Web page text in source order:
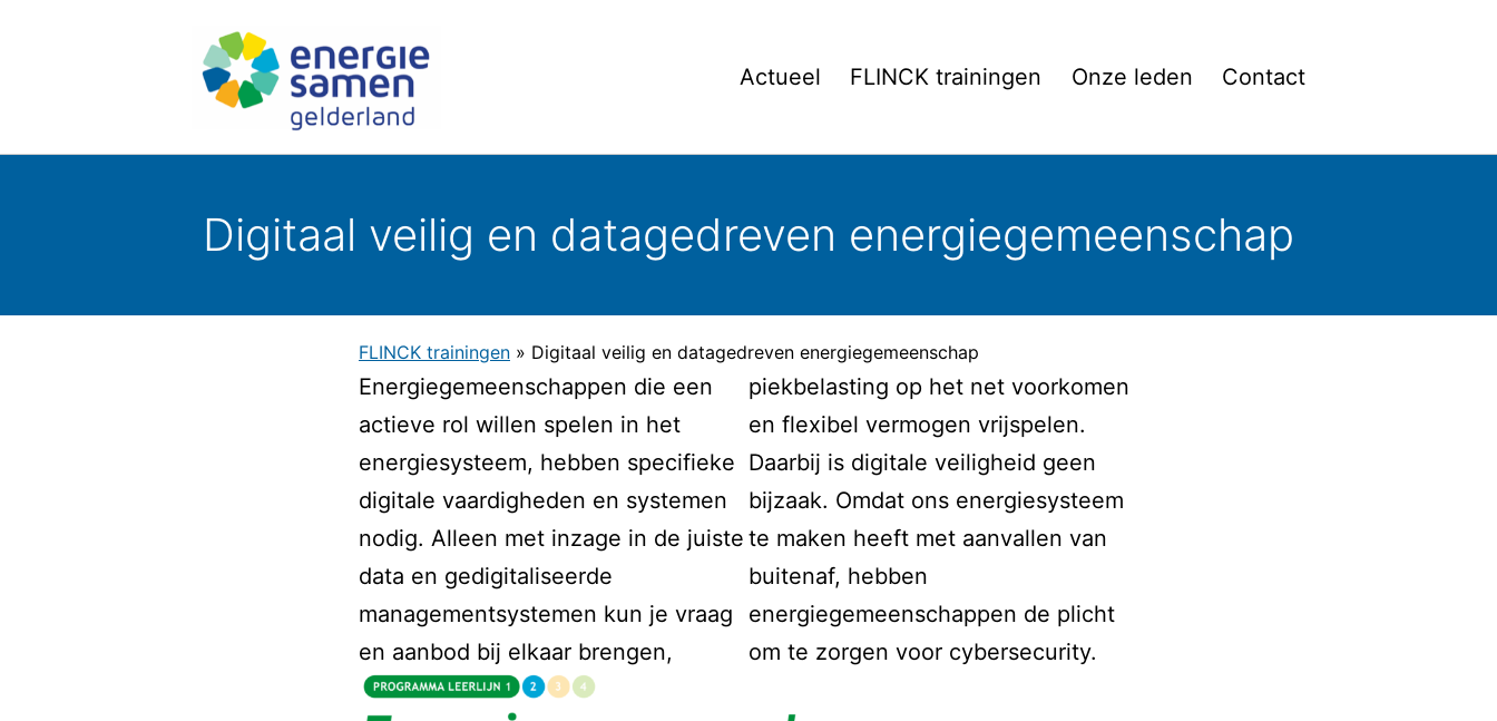
Gelderland
Actueel FLINCK trainingen Onze leden Contact
Digitaal veilig en datagedreven energiegemeenschap
FLINCK trainingen » Digitaal veilig en datagedreven energiegemeenschap
Energiegemeenschappen die een
actieve rol willen spelen in het
energiesysteem, hebben specifieke
digitale vaardigheden en systemen
nodig. Alleen met inzage in de juiste
data en gedigitaliseerde
managementsystemen kun je vraag
en aanbod bij elkaar brengen,
piekbelasting op het net voorkomen
en flexibel vermogen vrijspelen.
Daarbij is digitale veiligheid geen
bijzaak. Omdat ons energiesysteem
te maken heeft met aanvallen van
buitenaf, hebben
energiegemeenschappen de plicht
om te zorgen voor cybersecurity.